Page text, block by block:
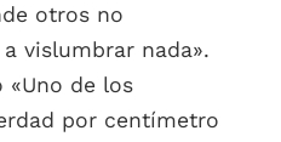
otros no
vislumbrar nada».
«Uno de los
por centímetro